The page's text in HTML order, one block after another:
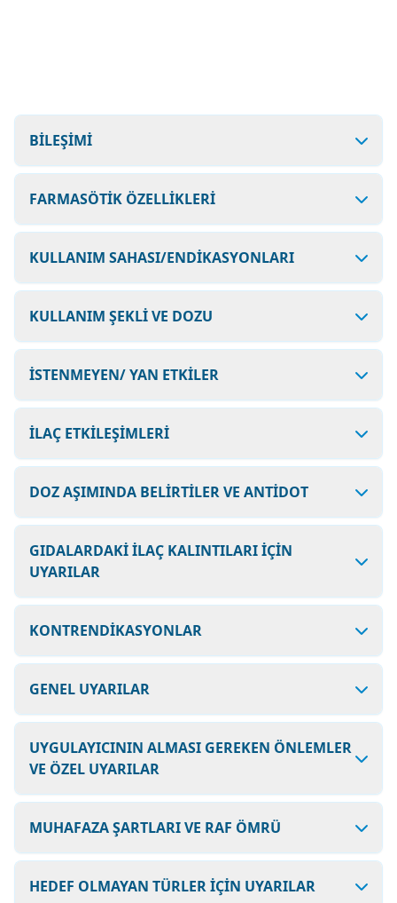
BİLEŞİMİ
FARMASÖTİK ÖZELLİKLERİ
KULLANIM SAHASI/ENDİKASYONLARI
KULLANIM ŞEKLİ VE DOZU
İSTENMEYEN/ YAN ETKİLER
İLAÇ ETKİLEŞİMLERİ
DOZ AŞIMINDA BELİRTİLER VE ANTİDOT
GIDALARDAKİ İLAÇ KALINTILARI İÇİN
UYARILAR
KONTRENDİKASYONLAR
GENEL UYARILAR
UYGULAYICININ ALMASI GEREKEN ÖNLEMLER
VE ÖZEL UYARILAR
MUHAFAZA ŞARTLARI VE RAF ÖMRÜ
HEDEF OLMAYAN TÜRLER İÇİN UYARILAR